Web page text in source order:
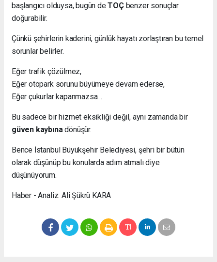
başlangıcı olduysa, bugün deTOÇbenzer sonuçlar
doğurabilir.
Çünkü şehirlerin kaderini, günlük hayatı zorlaştıran bu temel
sorunlar belirler.
Eğer trafik çözülmez,
Eğer otopark sorunu büyümeye devam ederse,
Eğer çukurlar kapanmazsa…
Bu sadece bir hizmet eksikliği değil, aynı zamanda bir
güven kaybına dönüşür.
Bence İstanbul Büyükşehir Belediyesi, şehri bir bütün
olarak düşünüp bu konularda adım atmalı diye
düşünüyorum.
Haber - Analiz: Ali Şükrü KARA